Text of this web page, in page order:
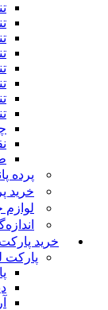
پرده
خرید
لوازم
خرید پارکت
پارکت